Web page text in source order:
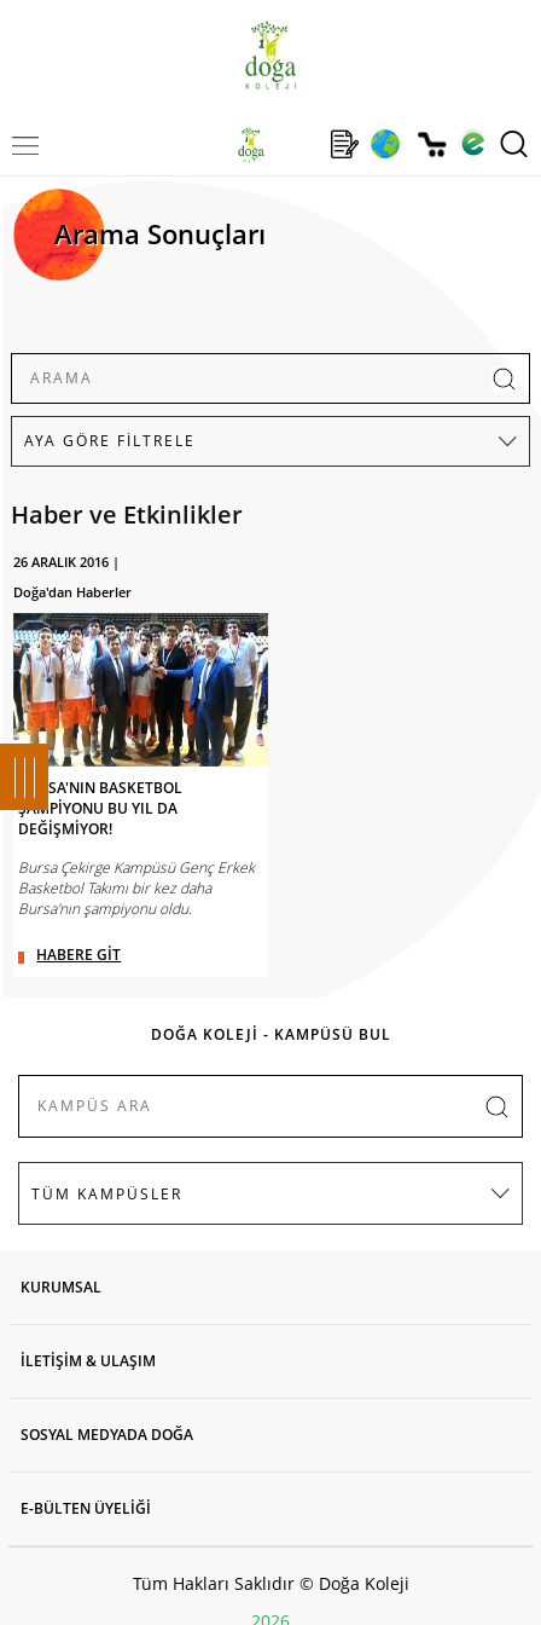
Arama Sonuçları
Haber ve Etkinlikler
26 ARALIK 2016 |
Doğa'dan Haberler
BURSA'NIN BASKETBOL
ŞAMPİYONU BU YIL DA
DEĞİŞMİYOR!
Bursa Çekirge Kampüsü Genç Erkek
Basketbol Takımı bir kez daha
Bursa'nın şampiyonu oldu.
HABERE GİT
DOĞA KOLEJİ - KAMPÜSÜ BUL
KURUMSAL
İLETİŞİM & ULAŞIM
SOSYAL MEDYADA DOĞA
E-BÜLTEN ÜYELİĞİ
Tüm Hakları Saklıdır © Doğa Koleji